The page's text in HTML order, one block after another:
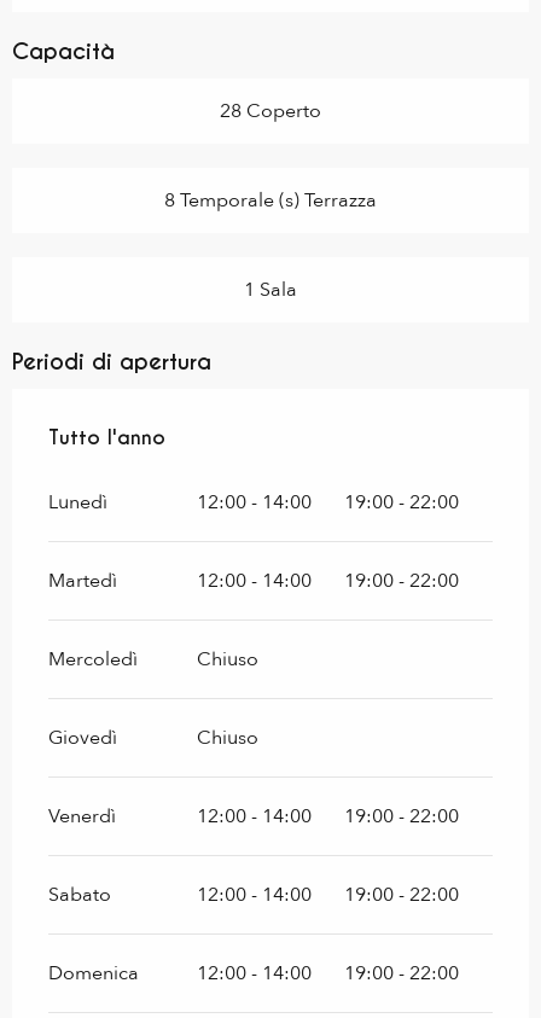
Capacità
28 Coperto
8 Temporale (s) Terrazza
1 Sala
Periodi di apertura
Tutto l'anno
Tutto l'anno
Lunedì 12:00 - 14:00 19:00 - 22:00
Martedì 12:00 - 14:00 19:00 - 22:00
Mercoledì Chiuso
Giovedì Chiuso
Venerdì 12:00 - 14:00 19:00 - 22:00
Sabato 12:00 - 14:00 19:00 - 22:00
Domenica 12:00 - 14:00 19:00 - 22:00